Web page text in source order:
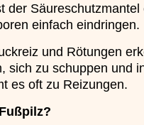
der Säureschutzmantel
einfach eindringen.
und Rötungen
sich zu schuppen und
es oft zu Reizungen.